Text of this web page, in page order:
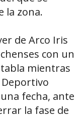
la zona.
de Arco Iris
con un
mientras
fecha, ante
la fase de